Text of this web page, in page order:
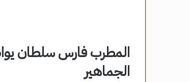
المطرب فارس سلطان
الجماهير